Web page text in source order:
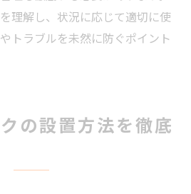
理解し、状況に応じて適切に使
トラブルを未然に防ぐポイント
の設置方法を徹底